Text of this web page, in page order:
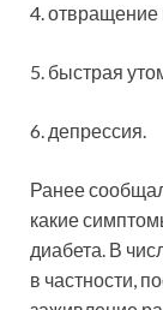
4. отвращение
5. быстрая
6. депрессия.
Ранее
какие
диабета. В
в частности,